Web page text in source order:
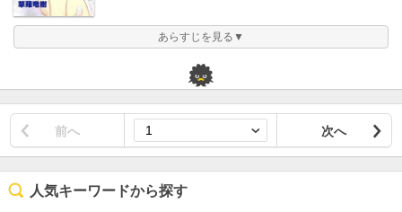
あらすじを見る▼
前へ 次へ
人気キーワードから探す